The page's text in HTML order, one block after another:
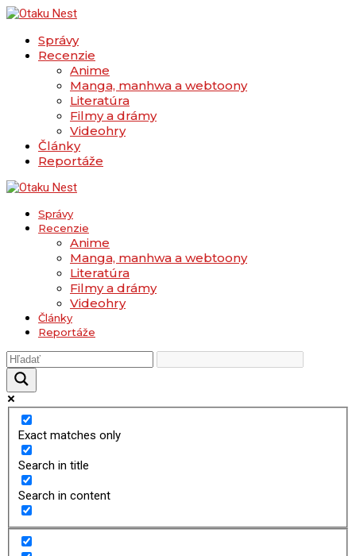
Správy
Recenzie
Anime
Manga, manhwa a webtoony
Literatúra
Filmy a drámy
Videohry
Články
Reportáže
Správy
Recenzie
Anime
Manga, manhwa a webtoony
Literatúra
Filmy a drámy
Videohry
Články
Reportáže
Exact matches only
Search in title
Search in content